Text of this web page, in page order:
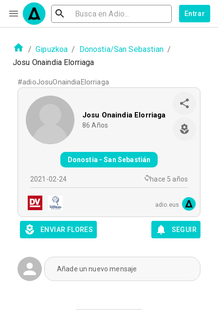
Entrar
/ Gipuzkoa / Donostia/San Sebastian /
Josu Onaindia Elorriaga
#adioJosuOnaindiaElorriaga
Josu Onaindia Elorriaga
86 Años
Donostia - San Sebastián
2021-02-24 hace 5 años
adio.eus
ENVIAR FLORES SEGUIR
Añade un nuevo mensaje